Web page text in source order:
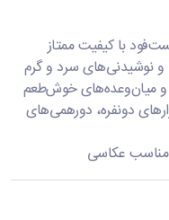
با کیفیت ممتاز
نوشیدنی‌های سرد و گرم
میان‌وعده‌های خوش‌طعم
دونفره، دورهمی‌های
مناسب عکاسی